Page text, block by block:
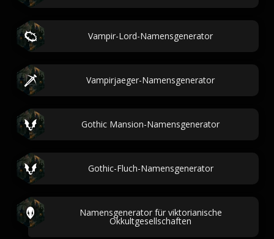
Vampir-Lord-Namensgenerator
Vampirjaeger-Namensgenerator
Gothic Mansion-Namensgenerator
Gothic-Fluch-Namensgenerator
Namensgenerator für viktorianische
Okkultgesellschaften